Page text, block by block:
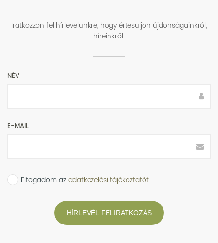
Iratkozzon fel hírlevelünkre, hogy értesüljön újdonságainkról,
híreinkről.
NÉV
E-MAIL
Elfogadom azadatkezelési tájékoztatót
HÍRLEVÉL FELIRATKOZÁS